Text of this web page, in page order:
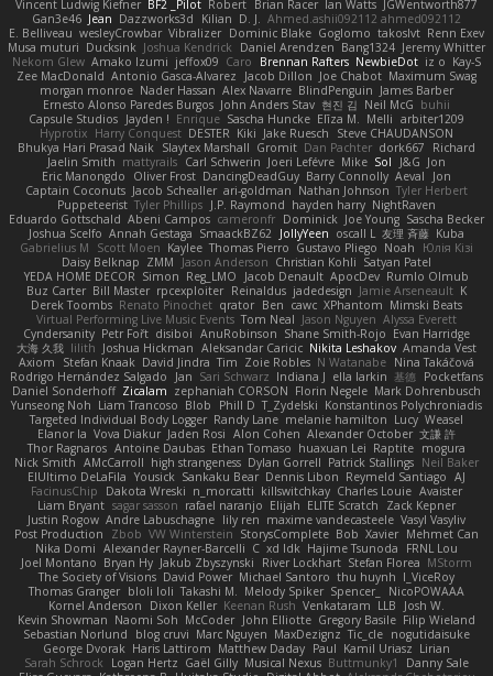
Vincent Ludwig Kiefner BF2 _Pilot Robert Brian Racer Ian Watts
JGWentworth877
Gan3e46 Jean Dazzworks3d Kilian D. J. Ahmed.ashii092112 ahmed092112
E. Belliveau wesleyCrowbar Vibralizer Dominic Blake Goglomo takoslvt Renn Exev
Musa muturi Ducksink Joshua Kendrick Daniel Arendzen Bang1324 Jeremy Whitter
Nekom Glew Amako Izumi jeffox09 Caro Brennan Rafters NewbieDot iz o Kay-S
Zee MacDonald Antonio Gasca-Alvarez Jacob Dillon Joe Chabot Maximum Swag
morgan monroe Nader Hassan Alex Navarre BlindPenguin James Barber
Ernesto Alonso Paredes Burgos John Anders Stav 현진 김 Neil McG buhii
Capsule Studios Jayden ! Enrique Sascha Huncke Elīza M. Melli arbiter1209
Hyprotix Harry Conquest DESTER Kiki Jake Ruesch
Steve CHAUDANSON
Bhukya Hari Prasad Naik Slaytex Marshall Gromit Dan Pachter dork667
Richard
Jaelin Smith mattyrails Carl Schwerin Joeri Lefévre Mike Sol J&G Jon
Eric Manongdo
Oliver Frost DancingDeadGuy Barry Connolly Aeval
Jon
Captain Coconuts Jacob Schealler ari-goldman Nathan Johnson Tyler Herbert
Puppeteerist Tyler Phillips J.P. Raymond hayden harry NightRaven
Eduardo Gottschald Abeni Campos cameronfr Dominick Joe Young Sascha Becker
Joshua Scelfo Annah Gestaga SmaackBZ62 JollyYeen oscall L 友理 斉藤 Kuba
Gabrielius M
Scott Moen Kaylee Thomas Pierro Gustavo Pliego Noah
Юлія Кізі
Daisy Belknap ZMM Jason Anderson Christian Kohli Satyan Patel
YEDA HOME DECOR Simon Reg_LMO Jacob Denault ApocDev Rumlo Olmub
Buz Carter Bill Master rpcexploiter Reinaldus jadedesign Jamie Arseneault K
Derek Toombs Renato Pinochet qrator Ben cawc XPhantom Mimski Beats
Virtual Performing Live Music Events Tom Neal Jason Nguyen Alyssa Everett
Cyndersanity Petr Fořt disiboi AnuRobinson Shane Smith-Rojo Evan Harridge
大海 久我 lilith Joshua Hickman Aleksandar Caricic Nikita Leshakov Amanda Vest
Axiom
Stefan Knaak David Jindra Tim Zoie Robles N Watanabe Nina Takáčová
Rodrigo Hernández Salgado
Jan Sari Schwarz Indiana J ella larkin 基德 Pocketfans
Daniel Sonderhoff Zicalam zephaniah CORSON Florin Negele Mark Dohrenbusch
Yunseong Noh Liam Trancoso Blob Phill D T_Zydelski Konstantinos Polychroniadis
Targeted Individual Body Logger Randy Lane melanie hamilton Lucy Weasel
Elanor la Vova Diakur Jaden Rosi Alon Cohen Alexander October 文謙 許
Thor Ragnaros Antoine Daubas Ethan Tomaso huaxuan Lei Raptite mogura
Nick Smith AMcCarroll high strangeness Dylan Gorrell Patrick Stallings Neil Baker
ElUltimo DeLaFila Yousick Sankaku Bear Dennis Libon Reymeld Santiago AJ
FacinusChip
Dakota Wreski n_morcatti killswitchkay Charles Louie Avaister
Liam Bryant sagar sasson rafael naranjo Elijah ELITE Scratch
Zack Kepner
Justin Rogow Andre Labuschagne lily ren maxime vandecasteele Vasyl Vasyliv
Post Production
Zbob VW Winterstein StorysComplete Bob Xavier Mehmet Can
Nika Domi Alexander Rayner-Barcelli C xd Idk Hajime Tsunoda
FRNL Lou
Joel Montano Bryan Hy Jakub Zbyszynski River Lockhart Stefan Florea MStorm
The Society of Visions David Power Michael Santoro thu huynh I_ViceRoy
Thomas Granger bloli loli Takashi M. Melody Spiker Spencer_
NicoPOWAAA
Kornel Anderson
Dixon Keller Keenan Rush Venkataram LLB
Josh W.
Kevin Showman Naomi Soh McCoder John Elliotte Gregory Basile Filip Wieland
Sebastian Norlund
blog cruvi Marc Nguyen MaxDezignz Tic_cle nogutidaisuke
George Dvorak Haris Lattirom Matthew Daday Paul Kamil Uriasz Lirian
Sarah Schrock
Logan Hertz Gaël Gilly Musical Nexus Buttmunky1
Danny Sale